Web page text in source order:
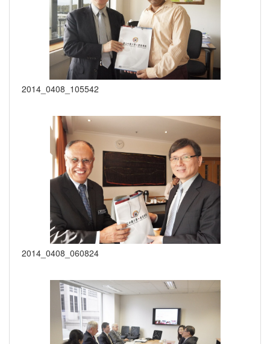
2014_0408_105542
2014_0408_060824